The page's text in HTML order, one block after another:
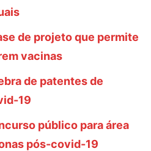
de projeto que permite
vacinas
de patentes de
19
público para área
pós-covid-19